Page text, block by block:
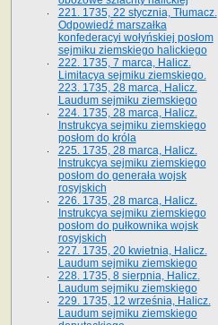
221. 1735, 22 stycznia, Tłumacz.
Odpowiedź marszałka
konfederacyi wołyńskiej posłom
sejmiku ziemskiego halickiego
222. 1735, 7 marca, Halicz.
Limitacya sejmiku ziemskiego.
223. 1735, 28 marca, Halicz.
Laudum sejmiku ziemskiego
224. 1735, 28 marca, Halicz.
Instrukcya sejmiku ziemskiego
posłom do króla
225. 1735, 28 marca, Halicz.
Instrukcya sejmiku ziemskiego
posłom do generała wojsk
rosyjskich
226. 1735, 28 marca, Halicz.
Instrukcya sejmiku ziemskiego
posłom do pułkownika wojsk
rosyjskich
227. 1735, 20 kwietnia, Halicz.
Laudum sejmiku ziemskiego
228. 1735, 8 sierpnia, Halicz.
Laudum sejmiku ziemskiego
229. 1735, 12 września, Halicz.
Laudum sejmiku ziemskiego